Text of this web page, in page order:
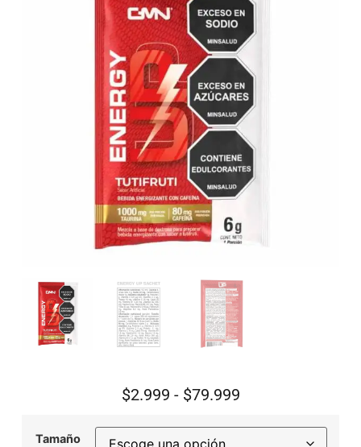
$2.999 - $79.999
Tamaño